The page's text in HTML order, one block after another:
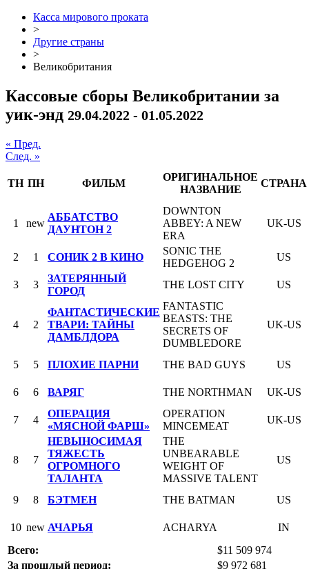
Касса мирового проката
>
Другие страны
>
Великобритания
Кассовые сборы Великобритании за
уик-энд 29.04.2022 - 01.05.2022
« Пред.
След. »
ТН ПН ФИЛЬМ
ОРИГИНАЛЬНОЕ
НАЗВАНИЕ
СТРАНА
1 new
АББАТСТВО
ДАУНТОН 2
DOWNTON
ABBEY: A NEW
ERA
UK-US
2 1 СОНИК 2 В КИНО
SONIC THE
HEDGEHOG 2
US
3 3
ЗАТЕРЯННЫЙ
ГОРОД
THE LOST CITY US
4 2
ФАНТАСТИЧЕСКИЕ
ТВАРИ: ТАЙНЫ
ДАМБЛДОРА
FANTASTIC
BEASTS: THE
SECRETS OF
DUMBLEDORE
UK-US
5 5 ПЛОХИЕ ПАРНИ THE BAD GUYS US
6 6 ВАРЯГ THE NORTHMAN UK-US
7 4
ОПЕРАЦИЯ
«МЯСНОЙ ФАРШ»
OPERATION
MINCEMEAT
UK-US
8 7
НЕВЫНОСИМАЯ
ТЯЖЕСТЬ
ОГРОМНОГО
ТАЛАНТА
THE
UNBEARABLE
WEIGHT OF
MASSIVE TALENT
US
9 8 БЭТМЕН THE BATMAN US
10 new АЧАРЬЯ ACHARYA
IN
Всего:
$11 509 974
За прошлый период:
$9 972 681